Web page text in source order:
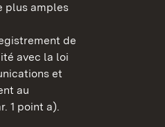
plus amples
de
avec la loi
et
au
1 point a).